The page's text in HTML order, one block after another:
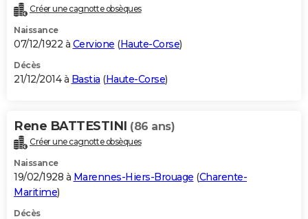
Créer une cagnotte obsèques
Naissance
07/12/1922 à Cervione (Haute-Corse)
Décès
21/12/2014 à Bastia (Haute-Corse)
Rene BATTESTINI (86 ans)
Créer une cagnotte obsèques
Naissance
19/02/1928 à Marennes-Hiers-Brouage (Charente-
Maritime)
Décès